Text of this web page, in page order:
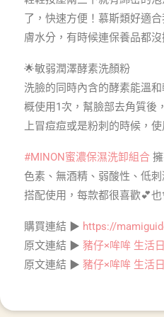
了，快速方便！慕斯類好適
膚水分，有時候連保養品都
🌟敏弱潤澤酵素洗顏粉
洗臉的同時內含的酵素能溫
概使用1次，幫臉部去角質後
上冒痘痘或是粉刺的時候，
#MINON蜜濃保濕洗卸組合
色素、無酒精、弱酸性、低
搭配使用，每款都很喜歡💕
購買連結 ▶ https://
原文連結 ▶ 豬仔×哞哞 生活
原文連結 ▶ 豬仔×哞哞 生活